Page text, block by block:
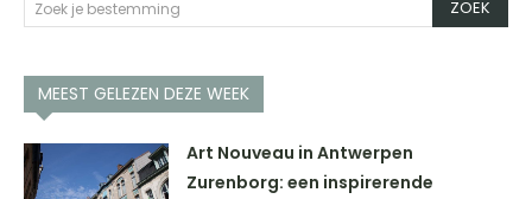
Zoek je bestemming ZOEK
MEEST GELEZEN DEZE WEEK
Art Nouveau in Antwerpen
Zurenborg: een inspirerende